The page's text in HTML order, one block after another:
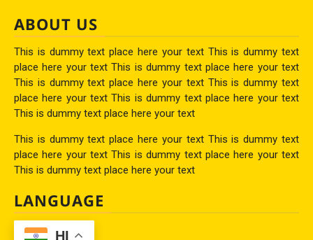
ABOUT US
This is dummy text place here your text This is dummy text
place here your text This is dummy text place here your text
This is dummy text place here your text This is dummy text
place here your text This is dummy text place here your text
This is dummy text place here your text
This is dummy text place here your text This is dummy text
place here your text This is dummy text place here your text
This is dummy text place here your text
LANGUAGE
HI